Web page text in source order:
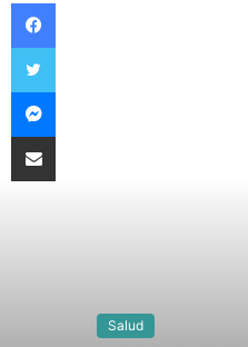
Salud
Twitter
Messenger
Compartir vía Email